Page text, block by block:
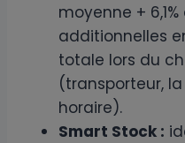
moyenne +
additionnelles
totale lors du
(transporteur,
horaire).
Smart Stock :